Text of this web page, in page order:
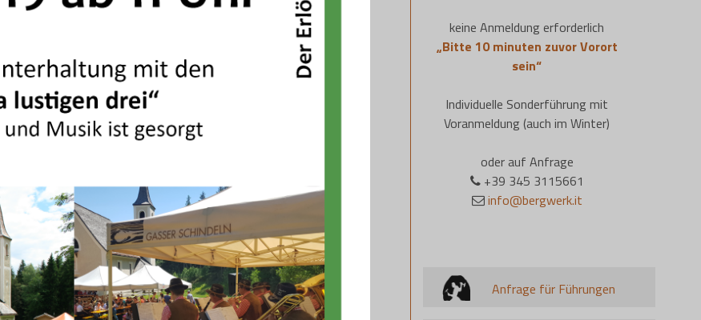
keine Anmeldung erforderlich
„Bitte 10 minuten zuvor Vorort
sein“
Individuelle Sonderführung mit
Voranmeldung (auch im Winter)
oder auf Anfrage
+39 345 3115661
info@bergwerk.it
Anfrage für Führungen